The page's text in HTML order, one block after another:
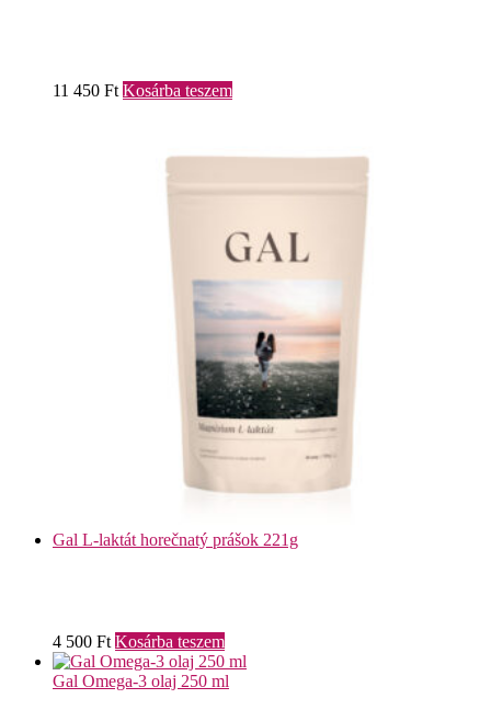
11 450 Ft Kosárba teszem
Gal L-laktát horečnatý prášok 221g
4 500 Ft Kosárba teszem
Gal Omega-3 olaj 250 ml